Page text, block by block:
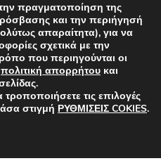
πραγματοποίηση της
και την περιήγησή
απαραίτητα), για να
σχετικά με την
που περιηγούνται οι
πολιτική απορρήτου και
τροποποιήσετε τις επιλογές
στιγμή ΡΥΘΜΙΣΕΙΣ COKIES.